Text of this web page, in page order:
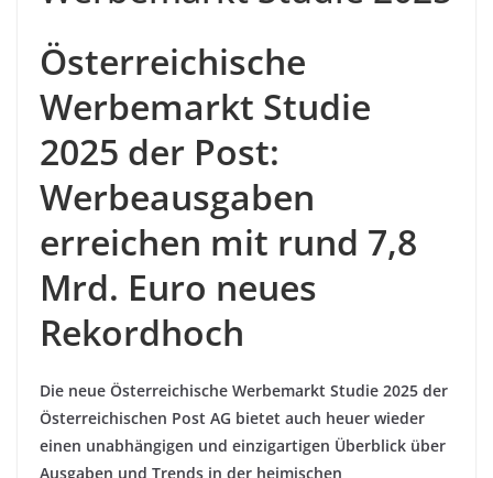
Österreichische
Werbemarkt Studie
2025 der Post:
Werbeausgaben
erreichen mit rund 7,8
Mrd. Euro neues
Rekordhoch
Die neue Österreichische Werbemarkt Studie 2025 der
Österreichischen Post AG bietet auch heuer wieder
einen unabhängigen und einzigartigen Überblick über
Ausgaben und Trends in der heimischen